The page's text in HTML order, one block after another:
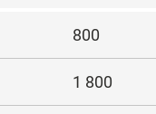
800
1 800